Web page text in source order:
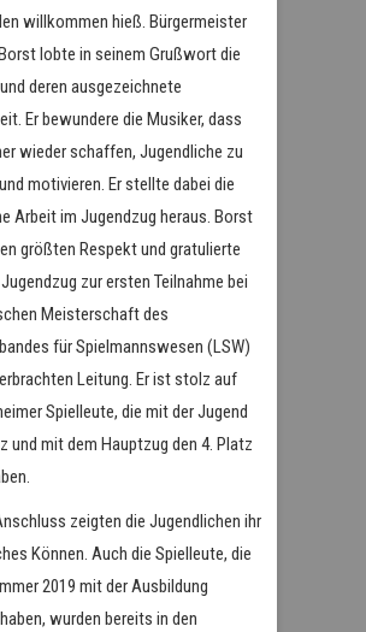
willkommen hieß. Bürgermeister
lobte in seinem Grußwort die
deren ausgezeichnete
Er bewundere die Musiker, dass
wieder schaffen, Jugendliche zu
motivieren. Er stellte dabei die
Arbeit im Jugendzug heraus. Borst
größten Respekt und gratulierte
zur ersten Teilnahme bei
Meisterschaft des
für Spielmannswesen (LSW)
Leitung. Er ist stolz auf
Spielleute, die mit der Jugend
und mit dem Hauptzug den 4. Platz
zeigten die Jugendlichen ihr
Können. Auch die Spielleute, die
2019 mit der Ausbildung
wurden bereits in den